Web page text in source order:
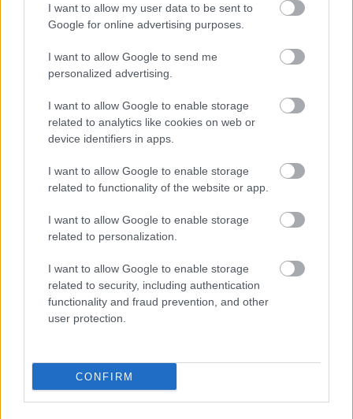
I want to allow my user data to be sent to
Google for online advertising purposes.
I want to allow Google to send me
personalized advertising.
I want to allow Google to enable storage
related to analytics like cookies on web or
device identifiers in apps.
I want to allow Google to enable storage
related to functionality of the website or app.
I want to allow Google to enable storage
related to personalization.
I want to allow Google to enable storage
related to security, including authentication
functionality and fraud prevention, and other
user protection.
CONFIRM
Norris azt mondja, zseniálisak az idei
F1-es autók – aztán visszaszállt a
héten születhet az F1 Bizottságban, de az elmúlt
szerint még az sem biztos, hogy bármilyen
Miami Nagydíjtól életbe lép.
„Azt nem tudom megmondani, hogy Miamiban
hiszem, lesznek módosítások még 2026 során
annak érdekében, hogy javítsunk az erőforrás